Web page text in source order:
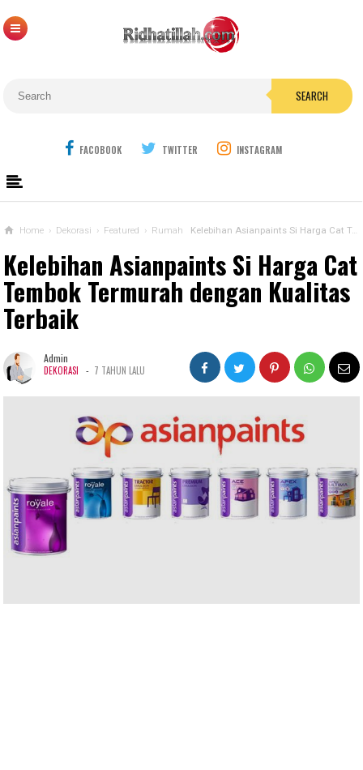
SEARCH
FACOBOOK TWITTER INSTAGRAM
Home › Dekorasi › Featured › Rumah Kelebihan Asianpaints Si Harga Cat Tembok Termurah dengan Kualitas Terbaik
Kelebihan Asianpaints Si Harga Cat
Tembok Termurah dengan Kualitas
Terbaik
Admin
DEKORASI - 7 TAHUN LALU